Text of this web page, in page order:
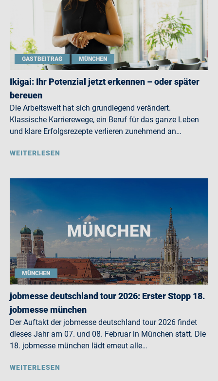
GASTBEITRAG MÜNCHEN
Ikigai: Ihr Potenzial jetzt erkennen – oder später
bereuen
Die Arbeitswelt hat sich grundlegend verändert.
Klassische Karrierewege, ein Beruf für das ganze Leben
und klare Erfolgsrezepte verlieren zunehmend an…
WEITERLESEN
MÜNCHEN
jobmesse deutschland tour 2026: Erster Stopp 18.
jobmesse münchen
Der Auftakt der jobmesse deutschland tour 2026 findet
dieses Jahr am 07. und 08. Februar in München statt. Die
18. jobmesse münchen lädt erneut alle…
WEITERLESEN